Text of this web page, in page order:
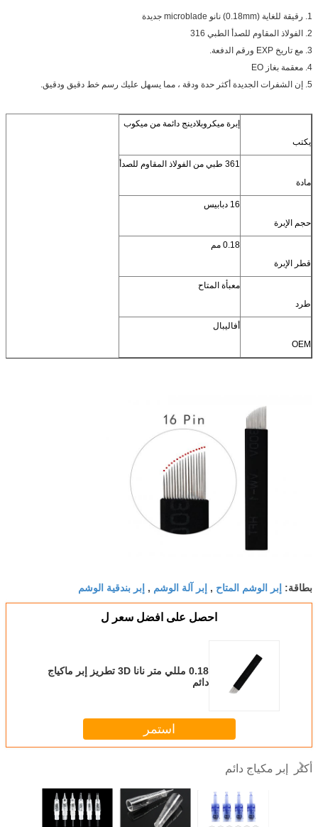
1. رقيقة للغاية (0.18mm) نانو microblade جديدة
2. الفولاذ المقاوم للصدأ الطبي 316
3. مع تاريخ EXP ورقم الدفعة.
4. معقمة بغاز EO
5. إن الشفرات الجديدة أكثر حدة ودقة ، مما يسهل عليك رسم خط دقيق ودقيق.
يكتب
إبرة ميكروبلادينج دائمة من ميكوب
مادة
361 طبي من الفولاذ المقاوم للصدأ
حجم الإبرة
16 دبابيس
قطر الإبرة
0.18 مم
طرد
معبأة المتاح
OEM
أفاليبال
بطاقة: إبر الوشم المتاح , إبر آلة الوشم , إبر بندقية الوشم
احصل على افضل سعر ل
0.18 مللي متر نانا 3D تطريز إبر ماكياج
دائم
استمر
أكثر إبر مكياج دائم